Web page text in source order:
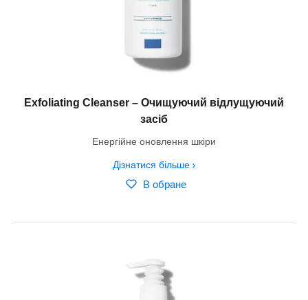
Exfoliating Cleanser – Очищуючий відлущуючий
засіб
Енергійне оновлення шкіри
Дізнатися більше
В обране